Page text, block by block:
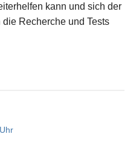
kann und sich der
Recherche und Tests